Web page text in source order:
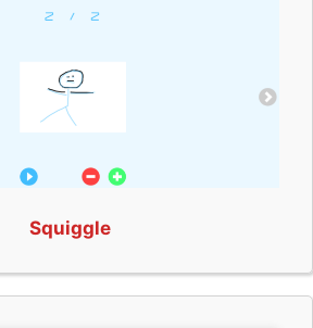
Squiggle